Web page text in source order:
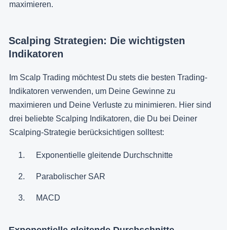
maximieren.
Scalping Strategien: Die wichtigsten
Indikatoren
Im Scalp Trading möchtest Du stets die besten Trading-
Indikatoren verwenden, um Deine Gewinne zu
maximieren und Deine Verluste zu minimieren. Hier sind
drei beliebte Scalping Indikatoren, die Du bei Deiner
Scalping-Strategie berücksichtigen solltest:
Exponentielle gleitende Durchschnitte
Parabolischer SAR
MACD